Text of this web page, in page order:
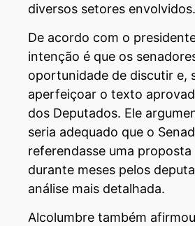
diversos setores envolvidos.
De acordo com o
intenção é que os
oportunidade de discutir e,
aperfeiçoar o texto
dos Deputados. Ele
seria adequado que o
referendasse uma proposta
durante meses pelos
análise mais detalhada.
Alcolumbre também